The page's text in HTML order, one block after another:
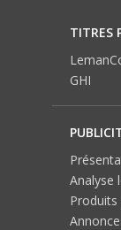
TITRES
GHI
Analyse